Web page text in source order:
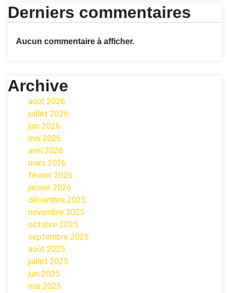
Derniers commentaires
Aucun commentaire à afficher.
Archive
août 2026
juillet 2026
juin 2026
mai 2026
avril 2026
mars 2026
février 2026
janvier 2026
décembre 2025
novembre 2025
octobre 2025
septembre 2025
août 2025
juillet 2025
juin 2025
mai 2025